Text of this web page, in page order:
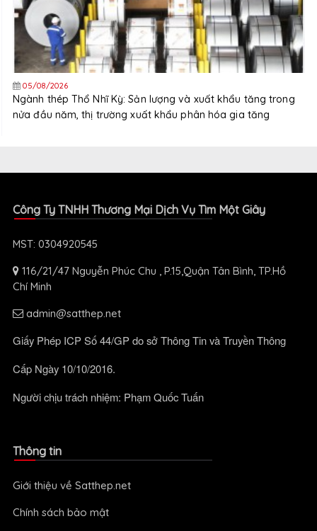
05/08/2026
Ngành thép Thổ Nhĩ Kỳ: Sản lượng và xuất khẩu tăng trong
nửa đầu năm, thị trường xuất khẩu phân hóa gia tăng
Công Ty TNHH Thương Mại Dịch Vụ Tìm Một Giây
MST: 0304920545
116/21/47 Nguyễn Phúc Chu , P.15,Quận Tân Bình, TP.Hồ
Chí Minh
admin@satthep.net
Giấy Phép ICP Số 44/GP do sở Thông Tin và Truyền Thông
Cấp Ngày 10/10/2016.
Người chịu trách nhiệm: Phạm Quốc Tuấn
Thông tin
Giới thiệu về Satthep.net
Chính sách bảo mật